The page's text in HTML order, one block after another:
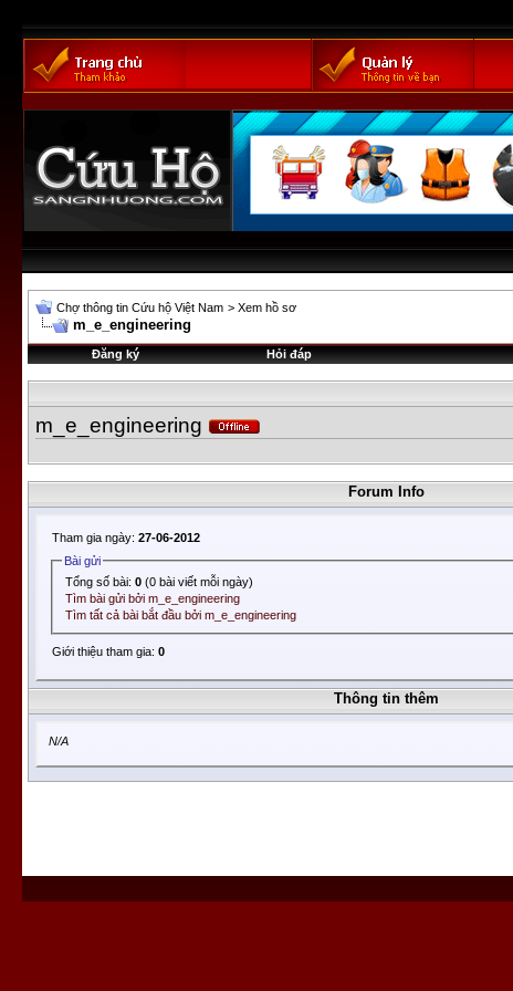
Chợ thông tin Cứu hộ Việt Nam > Xem hồ sơ
m_e_engineering
Đăng ký Hỏi đáp
m_e_engineering
Forum Info
Tham gia ngày: 27-06-2012
Bài gửi
Tổng số bài:0 (0 bài viết mỗi ngày)
Tìm bài gửi bởi m_e_engineering
Tìm tất cả bài bắt đầu bởi m_e_engineering
Giới thiệu tham gia: 0
Thông tin thêm
N/A